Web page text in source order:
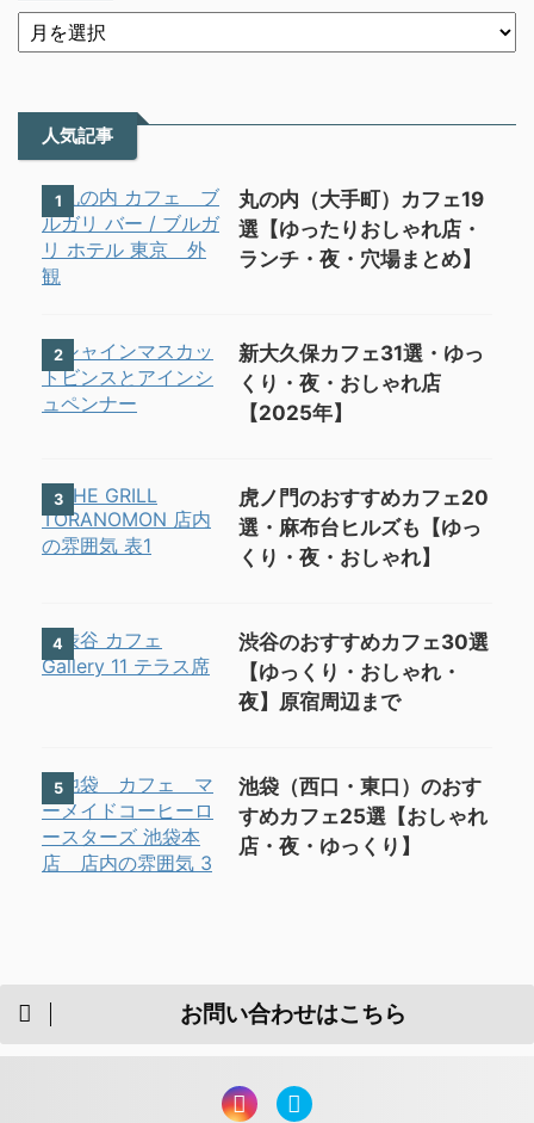
人気記事
1
丸の内（大手町）カフェ19
選【ゆったりおしゃれ店・
ランチ・夜・穴場まとめ】
2
新大久保カフェ31選・ゆっ
くり・夜・おしゃれ店
【2025年】
3
虎ノ門のおすすめカフェ20
選・麻布台ヒルズも【ゆっ
くり・夜・おしゃれ】
4
渋谷のおすすめカフェ30選
【ゆっくり・おしゃれ・
夜】原宿周辺まで
5
池袋（西口・東口）のおす
すめカフェ25選【おしゃれ
店・夜・ゆっくり】
お問い合わせはこちら